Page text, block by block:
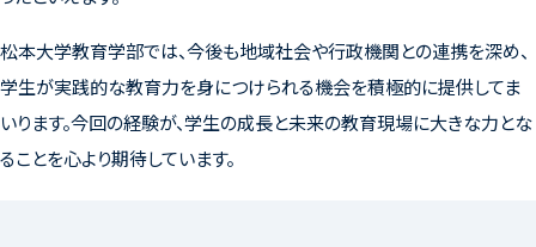
松本大学教育学部では、今後も地域社会や行政機関との連携を深め、
学生が実践的な教育力を身につけられる機会を積極的に提供してま
いります。今回の経験が、学生の成長と未来の教育現場に大きな力とな
ることを心より期待しています。